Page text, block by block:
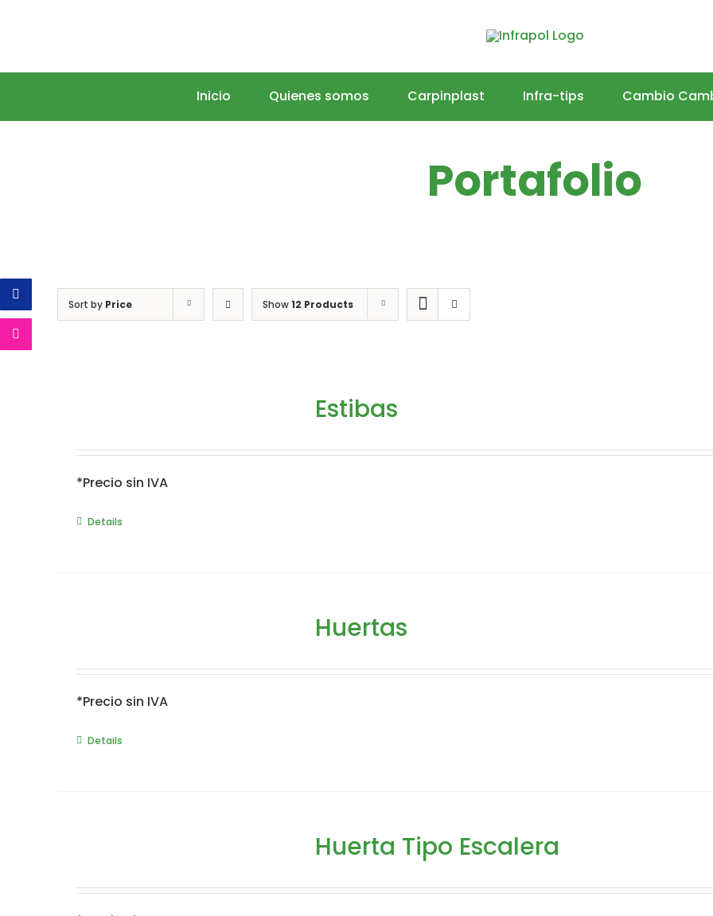
for:
Inicio
Quienes somos Carpinplast Infra-tips Cambio
Portafolio
Sort by Price Show12 Products
Estibas
*Precio sin IVA
Details
Huertas
*Precio sin IVA
Details
Huerta Tipo Escalera